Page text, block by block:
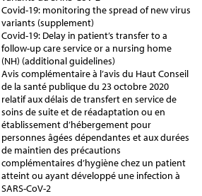
Covid-19: monitoring the spread of new virus
variants (supplement)
Covid-19: Delay in patient’s transfer to a
follow-up care service or a nursing home
(NH) (additional guidelines)
Avis complémentaire à l’avis du Haut Conseil
de la santé publique du 23 octobre 2020
relatif aux délais de transfert en service de
soins de suite et de réadaptation ou en
établissement d’hébergement pour
personnes âgées dépendantes et aux durées
de maintien des précautions
complémentaires d’hygiène chez un patient
atteint ou ayant développé une infection à
SARS-CoV-2